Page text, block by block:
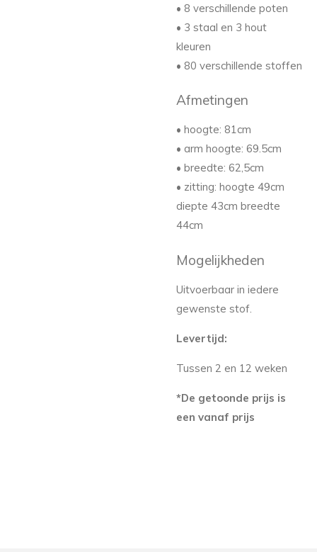
• 8 verschillende poten
• 3 staal en 3 hout
kleuren
• 80 verschillende stoffen
Afmetingen
• hoogte: 81cm
• arm hoogte: 69.5cm
• breedte: 62,5cm
• zitting: hoogte 49cm
diepte 43cm breedte
44cm
Mogelijkheden
Uitvoerbaar in iedere
gewenste stof.
Levertijd:
Tussen 2 en 12 weken
*De getoonde prijs is
een vanaf prijs